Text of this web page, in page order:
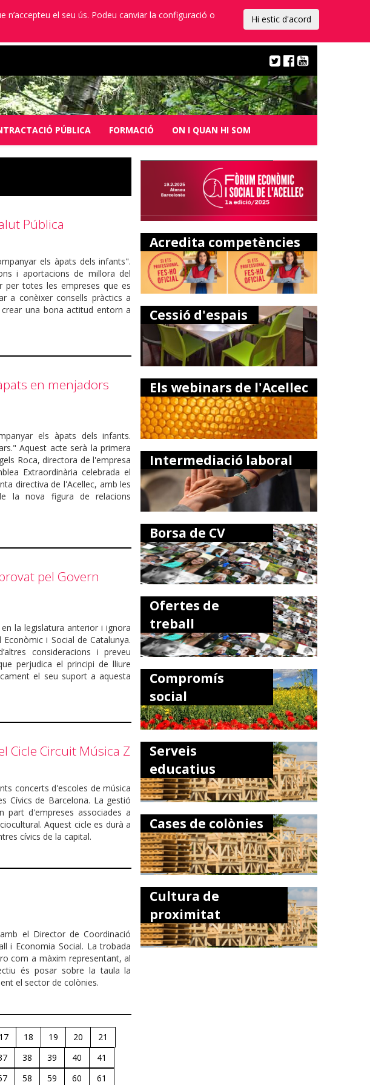
el seu ús. Podeu canviar la configuració o
Hi estic d'acord
PÚBLICA FORMACIÓ ON I QUAN HI SOM
Pública
els àpats dels infants".
i aportacions de millora del
per totes les empreses que es
a conèixer consells pràctics a
una bona actitud entorn a
en menjadors
els àpats dels infants.
Aquest acte serà la primera
Roca, directora de l'empresa
Extraordinària celebrada el
directiva de l'Acellec, amb les
la nova figura de relacions
pel Govern
la legislatura anterior i ignora
i Social de Catalunya.
consideracions i preveu
perjudica el principi de lliure
el seu suport a aquesta
Cicle Circuit Música Z
concerts d'escoles de música
Cívics de Barcelona. La gestió
part d'empreses associades a
Aquest cicle es durà a
cívics de la capital.
el Director de Coordinació
i Economia Social. La trobada
com a màxim representant, al
és posar sobre la taula la
el sector de colònies.
17 18 19 20
21
38 39 40
41
58 59 60 61
Acredita competències
Cessió d'espais
Els webinars de l'Acellec
Intermediació laboral
Borsa de CV
Ofertes de
treball
Compromís
social
Serveis
educatius
Cases de colònies
Cultura de
proximitat